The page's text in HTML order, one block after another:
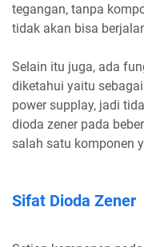
tegangan, tanpa
tidak akan bisa
Selain itu juga, ada
diketahui yaitu
power supplay, jadi
dioda zener pada
salah satu komponen
Sifat Dioda Zener